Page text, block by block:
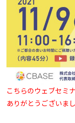
会社情報
よくある質問
資料請
こちらのウェブセミ
ありがとうございまし